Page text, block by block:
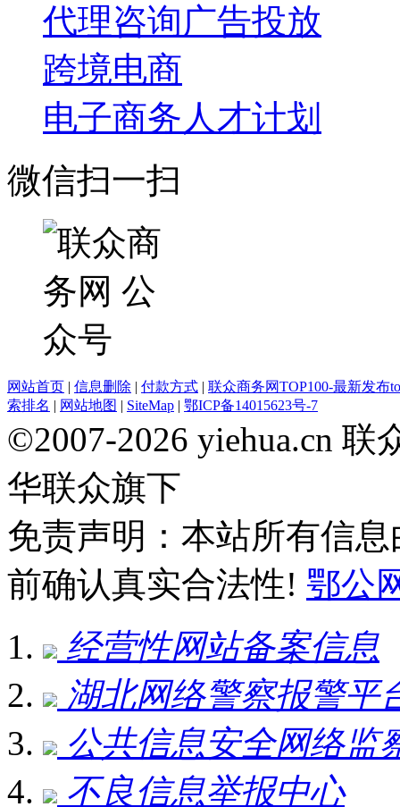
代理咨询广告投放
跨境电商
电子商务人才计划
微信扫一扫
网站首页 | 信息删除 | 付款方式 | 联众商务网TOP100-最新发布
索排名 | 网站地图 | SiteMap | 鄂ICP备14015623号-7
©2007-2026 yiehua.cn
华联众旗下
免责声明：本站所有信
前确认真实合法性! 鄂公
经营性网站备案信息
湖北网络警察报警平
公共信息安全网络监
不良信息举报中心